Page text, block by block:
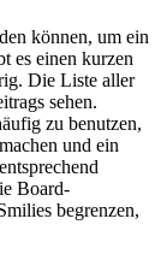
können, um ein
es einen kurzen
Die Liste aller
sehen.
zu benutzen,
und ein
Board-
begrenzen,